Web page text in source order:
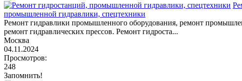
промышленной гидравлики, спецтехники
Ремонт гидравлики промышленного оборудования, ремонт
ремонт гидравлических прессов. Ремонт гидроста...
Москва
04.11.2024
Просмотров:
248
Запомнить!